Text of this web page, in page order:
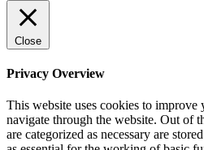
Close
Privacy Overview
This website uses cookies to
navigate through the website. Out of
are categorized as necessary are